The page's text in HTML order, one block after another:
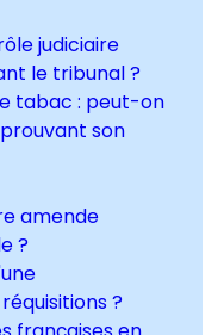
judiciaire
le tribunal ?
tabac : peut-on
son
amende
?
?